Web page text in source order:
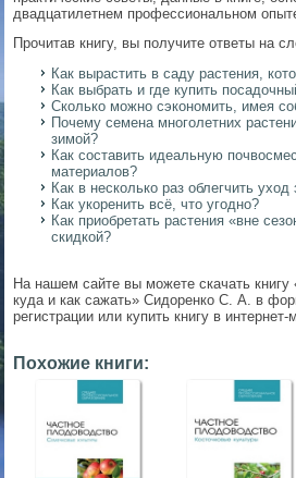
двадцатилетнем профессиональном
Прочитав книгу, вы получите ответы на
Как вырастить в саду растения,
Как выбрать и где купить
Сколько можно сэкономить, имея
Почему семена многолетних
зимой?
Как составить идеальную
материалов?
Как в несколько раз облегчить
Как укоренить всё, что угодно?
Как приобретать растения «вне
скидкой?
На нашем сайте вы можете скачать
куда и как сажать» Сидоренко С. А. в
регистрации или купить книгу в интернет-
Похожие книги:
▼
▼
▼